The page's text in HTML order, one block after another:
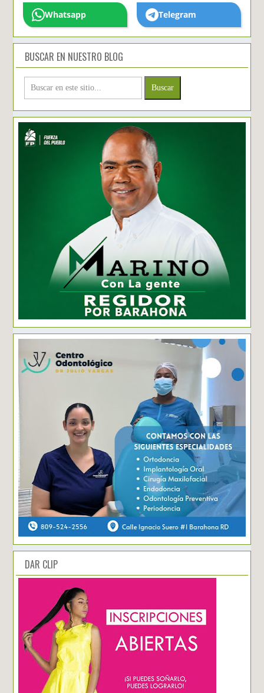
Whatsapp Telegram
BUSCAR EN NUESTRO BLOG
DAR CLIP